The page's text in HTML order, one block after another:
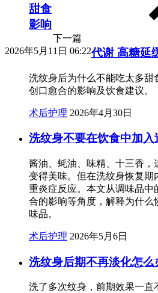
下一篇
2026年5月11日 06:22
甜食
影响
代谢 高糖延
洗纹身后为什么不能吃太多甜
创口愈合的影响及饮食建议。
术后护理 2026年4月30日
洗纹身不要在饮食中加入
酱油、蚝油、味精、十三香，
变得美味。但在洗纹身恢复期
重炎症反应。本文从调味品中
合的影响等角度，解释为什么
味品。
术后护理 2026年5月6日
洗纹身后期不再淡化怎么
洗了多次纹身，前期效果一直